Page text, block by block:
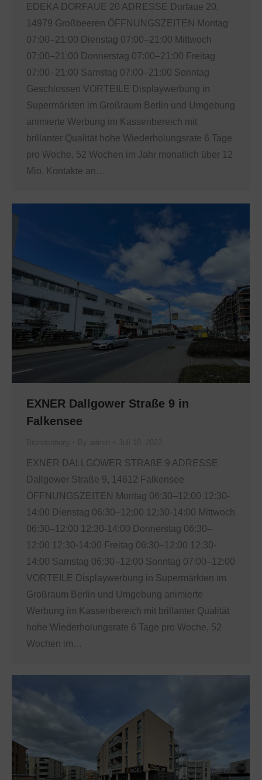
EDEKA DORFAUE 20 ADRESSE Dorfaue 20,
14979 Großbeeren ÖFFNUNGSZEITEN Montag
07:00–21:00 Dienstag 07:00–21:00 Mittwoch
07:00–21:00 Donnerstag 07:00–21:00 Freitag
07:00–21:00 Samstag 07:00–21:00 Sonntag
Geschlossen VORTEILE Displaywerbung in
Supermärkten im Großraum Berlin und Umgebung
animierte Werbung im Kassenbereich mit
brillanter Qualität hohe Wiederholungsrate 6 Tage
pro Woche, 52 Wochen im Jahr monatlich über 12
Mio. Kontakte an…
EXNER Dallgower Straße 9 in
Falkensee
EXNER DALLGOWER STRAßE 9 ADRESSE
Dallgower Straße 9, 14612 Falkensee
ÖFFNUNGSZEITEN Montag 06:30–12:00 12:30-
14:00 Dienstag 06:30–12:00 12:30-14:00 Mittwoch
06:30–12:00 12:30-14:00 Donnerstag 06:30–
12:00 12:30-14:00 Freitag 06:30–12:00 12:30-
14:00 Samstag 06:30–12:00 Sonntag 07:00–12:00
VORTEILE Displaywerbung in Supermärkten im
Großraum Berlin und Umgebung animierte
Werbung im Kassenbereich mit brillanter Qualität
hohe Wiederholungsrate 6 Tage pro Woche, 52
Wochen im…